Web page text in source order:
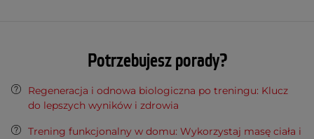
Potrzebujesz porady?
Regeneracja i odnowa biologiczna po treningu: Klucz
do lepszych wyników i zdrowia
Trening funkcjonalny w domu: Wykorzystaj masę ciała i